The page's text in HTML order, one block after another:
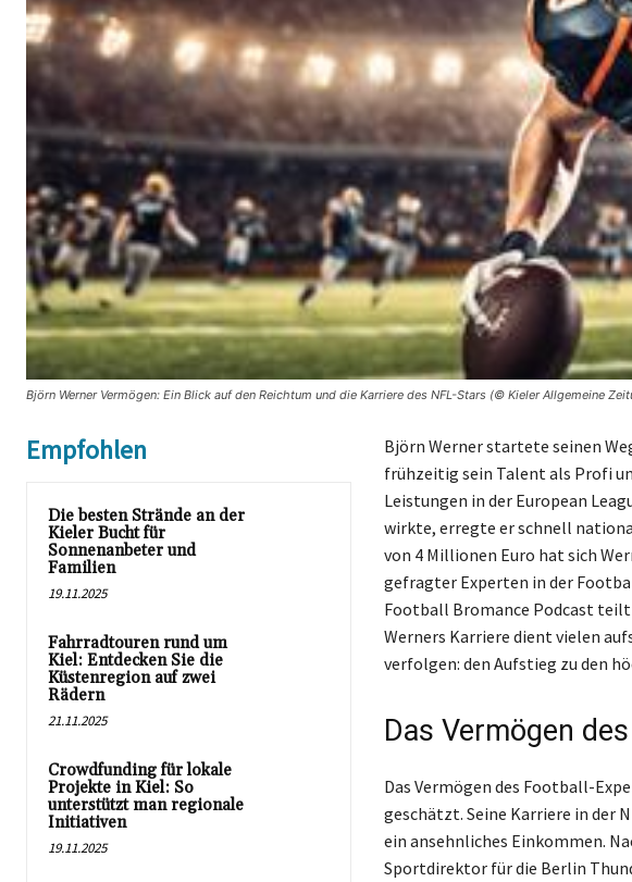
Björn Werner Vermögen: Ein Blick auf den Reichtum und die Karriere des NFL-Stars (© Kieler Allgemeine
Empfohlen
Die besten Strände an der
Kieler Bucht für
Sonnenanbeter und
Familien
19.11.2025
Fahrradtouren rund um
Kiel: Entdecken Sie die
Küstenregion auf zwei
Rädern
21.11.2025
Crowdfunding für lokale
Projekte in Kiel: So
unterstützt man regionale
Initiativen
19.11.2025
Björn Werner startete seinen
frühzeitig sein Talent als Profi
Leistungen in der European
wirkte, erregte er schnell
von 4 Millionen Euro hat sich
gefragter Experten in der
Football Bromance Podcast teilt
Werners Karriere dient vielen
verfolgen: den Aufstieg zu den
Das Vermögen
Das Vermögen des Football-
geschätzt. Seine Karriere in der
ein ansehnliches Einkommen.
Sportdirektor für die Berlin